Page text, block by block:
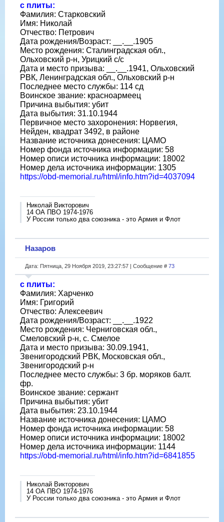
с плиты:
Фамилия: Старковский
Имя: Николай
Отчество: Петрович
Дата рождения/Возраст: __.__.1905
Место рождения: Сталинградская обл.,
Ольховский р-н, Урицкий с/с
Дата и место призыва: __.__.1941, Ольховский
РВК, Ленинградская обл., Ольховский р-н
Последнее место службы: 114 сд
Воинское звание: красноармеец
Причина выбытия: убит
Дата выбытия: 31.10.1944
Первичное место захоронения: Норвегия,
Нейден, квадрат 3492, в районе
Название источника донесения: ЦАМО
Номер фонда источника информации: 58
Номер описи источника информации: 18002
Номер дела источника информации: 1305
https://obd-memorial.ru/html/info.htm?id=4037094
Николай Викторович
14 ОА ПВО 1974-1976
У России только два союзника - это Армия и Флот
Назаров
Дата: Пятница, 29 Ноября 2019, 23:27:57 | Сообщение # 73
с плиты:
Фамилия: Харченко
Имя: Григорий
Отчество: Алексеевич
Дата рождения/Возраст: __.__.1922
Место рождения: Черниговская обл.,
Смеловский р-н, с. Смелое
Дата и место призыва: 30.09.1941,
Звенигородский РВК, Московская обл.,
Звенигородский р-н
Последнее место службы: 3 бр. моряков балт.
фр.
Воинское звание: сержант
Причина выбытия: убит
Дата выбытия: 23.10.1944
Название источника донесения: ЦАМО
Номер фонда источника информации: 58
Номер описи источника информации: 18002
Номер дела источника информации: 1144
https://obd-memorial.ru/html/info.htm?id=6841855
Николай Викторович
14 ОА ПВО 1974-1976
У России только два союзника - это Армия и Флот